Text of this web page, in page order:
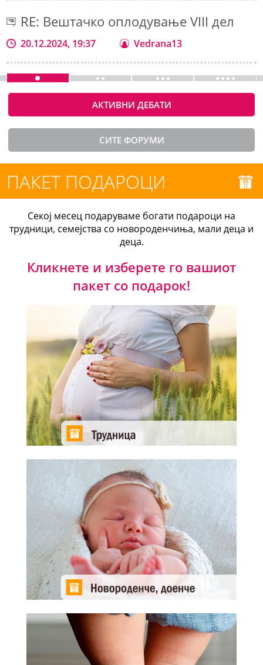
RE: Вештачко оплодување VIII дел
20.12.2024, 19:37 Vedrana13
АКТИВНИ ДЕБАТИ
СИТЕ ФОРУМИ
ПАКЕТ ПОДАРОЦИ
Секој месец подаруваме богати подароци на
трудници, семејства со новороденчиња, мали деца и
деца.
Кликнете и изберете го вашиот
пакет со подарок!